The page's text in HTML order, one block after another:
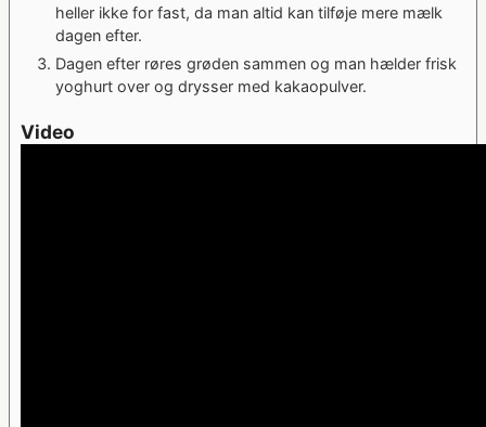
heller ikke for fast, da man altid kan tilføje mere mælk
dagen efter.
Dagen efter røres grøden sammen og man hælder frisk
yoghurt over og drysser med kakaopulver.
Video